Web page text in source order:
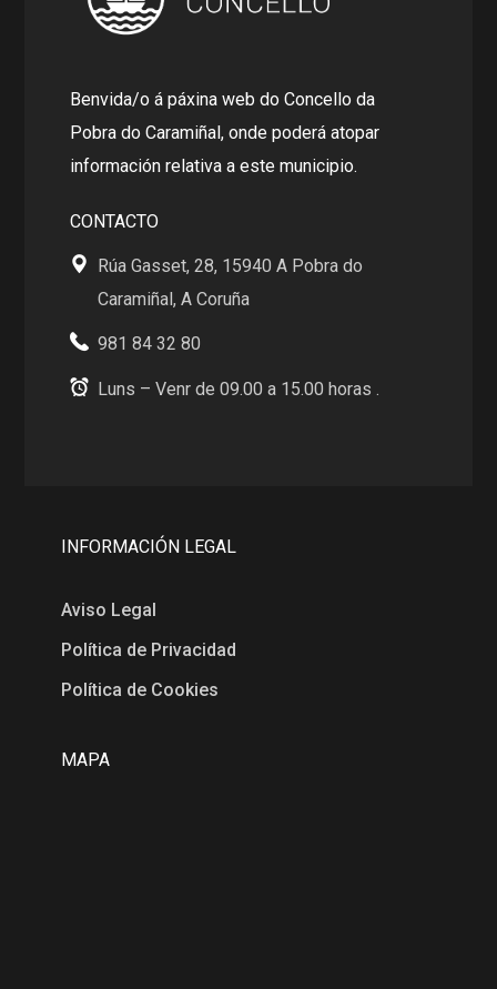
Benvida/o á páxina web do Concello da
Pobra do Caramiñal, onde poderá atopar
información relativa a este municipio.
CONTACTO
Rúa Gasset, 28, 15940 A Pobra do
Caramiñal, A Coruña
981 84 32 80
Luns – Venr de 09.00 a 15.00 horas .
INFORMACIÓN LEGAL
Aviso Legal
Política de Privacidad
Política de Cookies
MAPA